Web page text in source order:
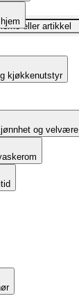
kjøkkenutstyr
og velvære